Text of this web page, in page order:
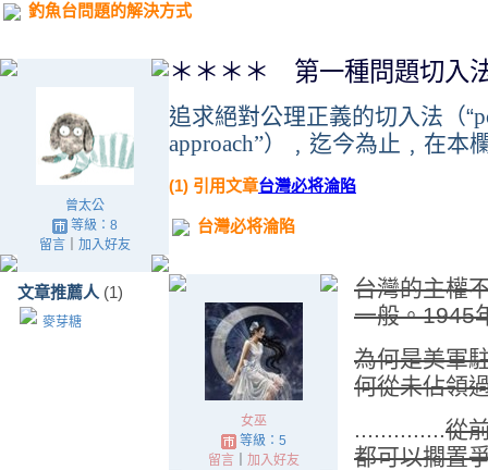
釣魚台問題的解決方式
曾太公
等級：8
留言｜ 加入好友
文章推薦人 (1)
麥芽糖
＊＊＊＊ 第一種問題切入
追求絕對公理正義的切入法（“
approach”）﹐迄今為止﹐在本
(1) 引用文章台灣必将淪陷
台灣必将淪陷
女巫
等級：5
留言｜ 加入好友
台灣的主權
一般。1945
為何是美軍
何從未佔領
..............從
都可以擱置